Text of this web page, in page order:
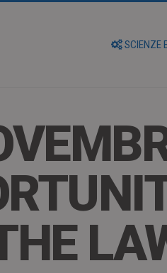
SCIENZE